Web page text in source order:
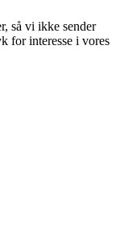
så vi ikke sender
for interesse i vores